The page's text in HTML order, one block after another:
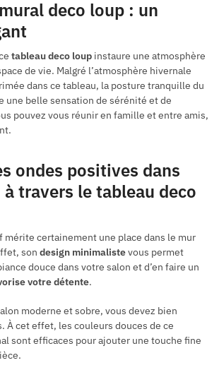
deco loup : un
tableau deco loup instaure une atmosphère
de vie. Malgré l’atmosphère hivernale
dans ce tableau, la posture tranquille du
une belle sensation de sérénité et de
pouvez vous réunir en famille et entre amis,
ondes positives dans
travers le tableau deco
mérite certainement une place dans le mur
son design minimalistevous permet
douce dans votre salon et d’en faire un
votre détente.
moderne et sobre, vous devez bien
À cet effet, les couleurs douces de ce
sont efficaces pour ajouter une touche fine